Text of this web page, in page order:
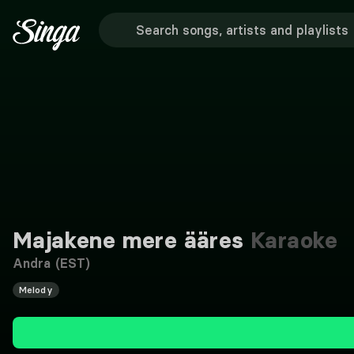
Majakene mere ääres Karaoke
Andra (EST)
Melody